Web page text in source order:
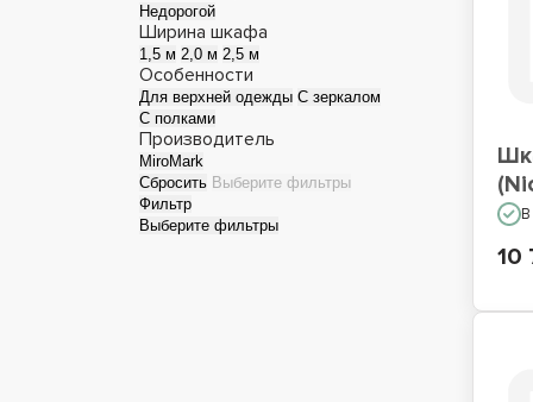
Недорогой
Ширина шкафа
1,5 м 2,0 м 2,5 м
Особенности
Для верхней одежды С зеркалом
С полками
Производитель
MiroMark
Сбросить Выберите фильтры
Фильтр
Выберите фильтры
10